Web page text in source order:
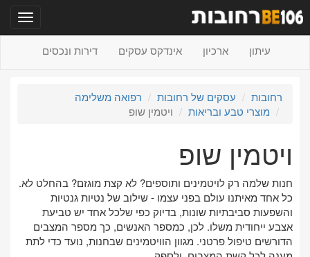
עיתון ארכיון אינדקס עסקים דירות ונכסים
רחובות עסקים של רחובות
רפואה משלימה
מוצרי טבע ובריאות
ויטמין שופ
ויטמין שופ
חנות שלמה רק לויטמינים ותוספים? לא קצת מוגזם? בהחלט לא.
כל אחד מאיתנו עולם בפני עצמו - שילוב של נטיות גנטיות
והשפעות סביבתיות שונות, בדיוק כפי שלכל אחד יש טביעת
אצבע ייחודית משלו. לכן, כמספר האנשים, כך מספר המצבים
הדורשים טיפול פרטני. מגוון הוויטמינים שבחנות, נועד כדי לתת